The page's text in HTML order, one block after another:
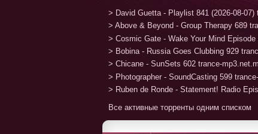
> David Guetta - Playlist 841 (2026-08-07)
> Above & Beyond - Group Therapy 689
> Cosmic Gate - Wake Your Mind
> Bobina - Russia Goes Clubbing 929
> Chicane - SunSets 602 trance-
> Photographer - SoundCasting 599
> Ruben de Ronde - Statement! Radio
Все активные торренты одним списком